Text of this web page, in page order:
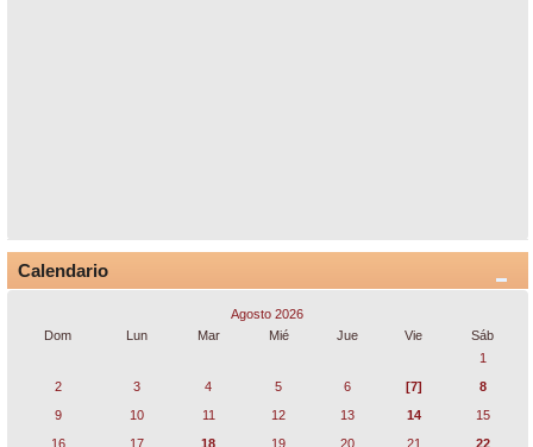
Calendario
Agosto 2026
Dom
Lun Mar Mié Jue Vie
Sáb
1
2
3 4 5 6 [7]
8
9
10 11 12 13 14
15
16
17 18 19 20 21 22